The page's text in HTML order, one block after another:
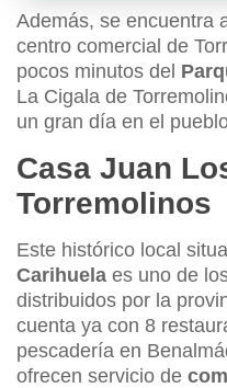
Además, se encuentra
centro comercial de
pocos minutos del
La Cigala de
un gran día en el
Casa Juan
Torremolinos
Este histórico local
Carihuela es uno de
distribuidos por la
cuenta ya con 8
pescadería en
ofrecen servicio de